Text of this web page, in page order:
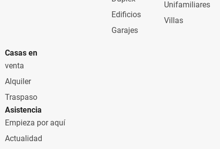
Edificios
Garajes
Unifamiliares
Villas
Casas en
venta
Alquiler
Traspaso
Asistencia
Empieza por aquí
Actualidad